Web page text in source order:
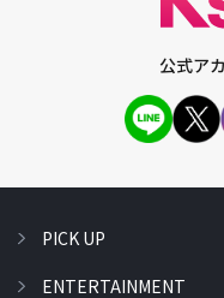
公式ア
PICK UP
ENTERTAINMENT